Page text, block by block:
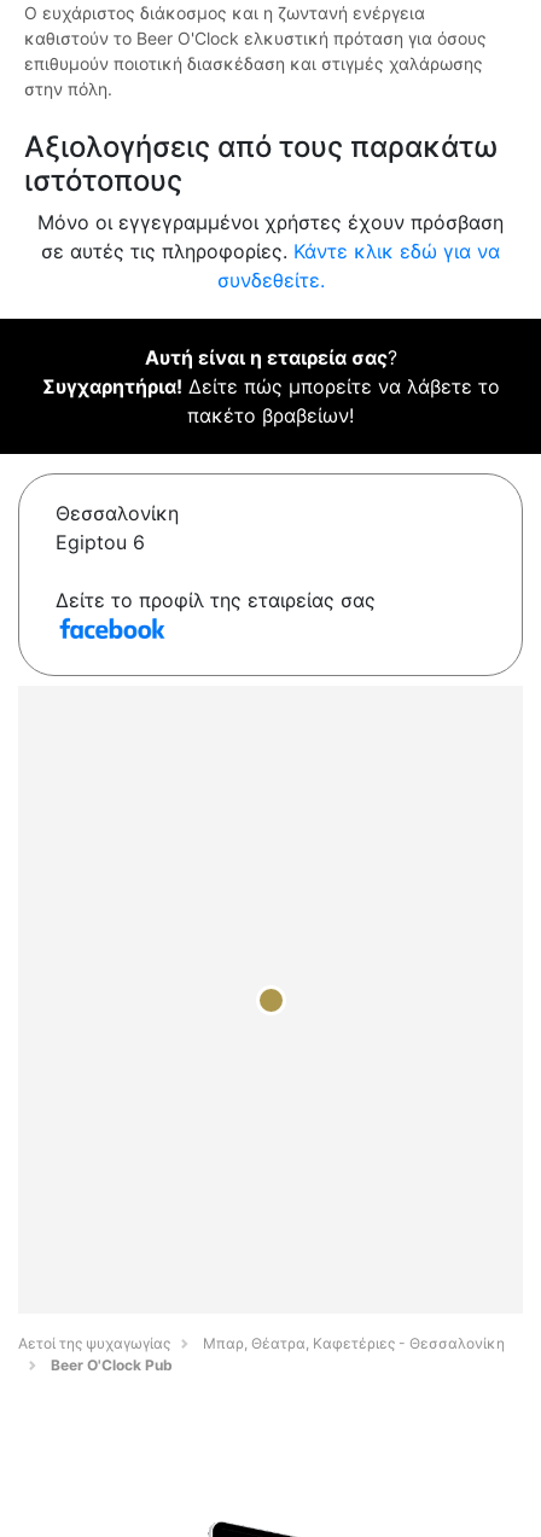
Ο ευχάριστος διάκοσμος και η ζωντανή ενέργεια
καθιστούν το Beer O'Clock ελκυστική πρόταση για όσους
επιθυμούν ποιοτική διασκέδαση και στιγμές χαλάρωσης
στην πόλη.
Αξιολογήσεις από τους παρακάτω
ιστότοπους
Μόνο οι εγγεγραμμένοι χρήστες έχουν πρόσβαση
σε αυτές τις πληροφορίες. Κάντε κλικ εδώ για να
συνδεθείτε.
Αυτή είναι η εταιρεία σας?
Συγχαρητήρια! Δείτε πώς μπορείτε να λάβετε το
πακέτο βραβείων!
Θεσσαλονίκη
Egiptou 6
Δείτε το προφίλ της εταιρείας σας
Αετοί της ψυχαγωγίας
Μπαρ, Θέατρα, Καφετέριες - Θεσσαλονίκη
Beer O'Clock Pub